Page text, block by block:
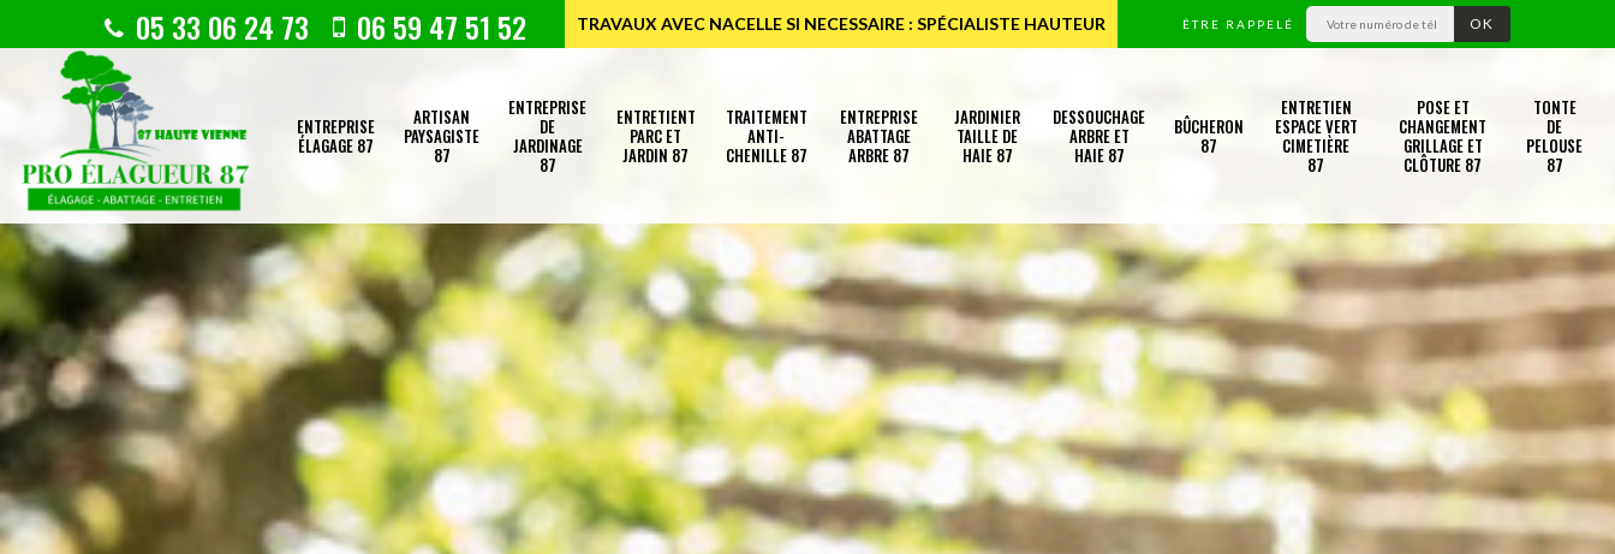
05 33 06 24 73 06 59 47 51 52 TRAVAUX AVEC NACELLE SI NECESSAIRE : SPÉCIALISTE HAUTEUR ÊTRE RAPPELÉ
ENTREPRISE
ÉLAGAGE 87
ARTISAN
PAYSAGISTE
87
ENTREPRISE
DE
JARDINAGE
87
ENTRETIENT
PARC ET
JARDIN 87
TRAITEMENT
ANTI-
CHENILLE 87
ENTREPRISE
ABATTAGE
ARBRE 87
JARDINIER
TAILLE DE
HAIE 87
DESSOUCHAGE
ARBRE ET
HAIE 87
BÛCHERON
87
ENTRETIEN
ESPACE VERT
CIMETIÈRE
87
POSE ET
CHANGEMENT
GRILLAGE ET
CLÔTURE 87
TONTE
DE
PELOUSE
87